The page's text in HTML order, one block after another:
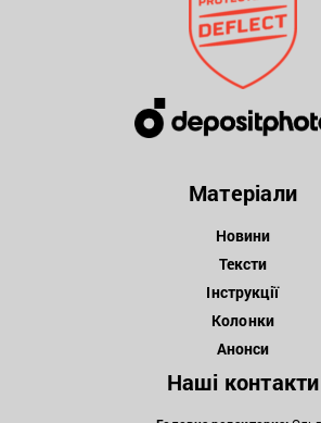
Матеріали
Новини
Тексти
Інструкції
Колонки
Анонси
Наші контакти